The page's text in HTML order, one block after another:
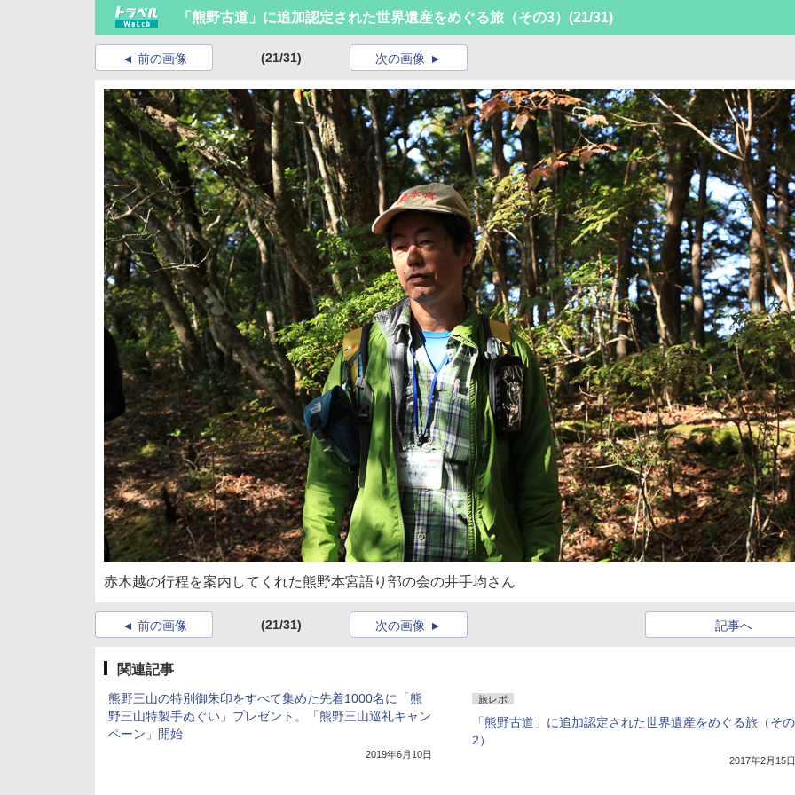
「熊野古道」に追加認定された世界遺産をめぐる旅（その3） (21/31)
前の画像 (21/31) 次の画像
赤木越の行程を案内してくれた熊野本宮語り部の会の井手均さん
前の画像 (21/31) 次の画像 記事へ
関連記事
熊野三山の特別御朱印をすべて集めた先着1000名に「熊
野三山特製手ぬぐい」プレゼント。「熊野三山巡礼キャン
ペーン」開始
2019年6月10日
旅レポ
「熊野古道」に追加認定された世界遺産をめぐる旅（その
2）
2017年2月15日